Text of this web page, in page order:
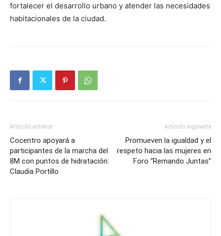
fortalecer el desarrollo urbano y atender las necesidades
habitacionales de la ciudad.
Artículo anterior
Cocentro apoyará a
participantes de la marcha del
8M con puntos de hidratación:
Claudia Portillo
Artículo siguiente
Promueven la igualdad y el
respeto hacia las mujeres en
Foro “Remando Juntas”